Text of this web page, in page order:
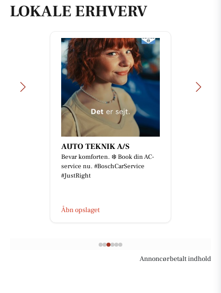
LOKALE ERHVERV
AUTO TEKNIK A/S
Bevar komforten. ❄️ Book din AC-
service nu. #BoschCarService
#JustRight
Åbn opslaget
Annoncørbetalt indhold